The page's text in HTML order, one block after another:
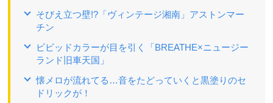
そびえ立つ壁!?「ヴィンテージ湘南」アストンマー
チン
ビビッドカラーが目を引く「BREATHE×ニュージー
ランド旧車天国」
懐メロが流れてる…音をたどっていくと黒塗りのセ
ドリックが！